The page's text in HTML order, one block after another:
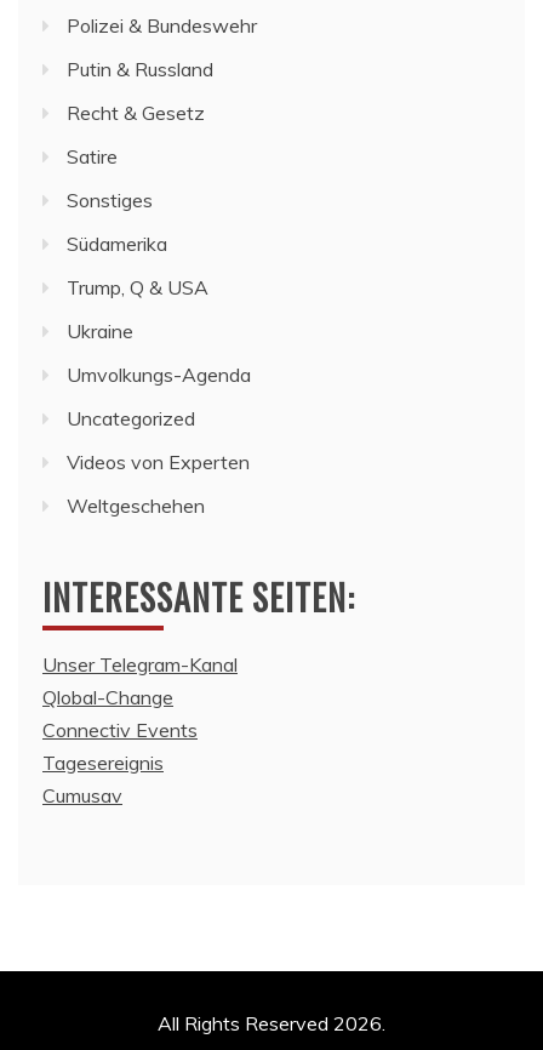
Polizei & Bundeswehr
Putin & Russland
Recht & Gesetz
Satire
Sonstiges
Südamerika
Trump, Q & USA
Ukraine
Umvolkungs-Agenda
Uncategorized
Videos von Experten
Weltgeschehen
INTERESSANTE SEITEN:
Unser Telegram-Kanal
Qlobal-Change
Connectiv Events
Tagesereignis
Cumusav
All Rights Reserved 2026.